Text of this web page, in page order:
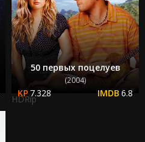
50 первых поцелуев
(2004)
7.328 6.8
HDRip